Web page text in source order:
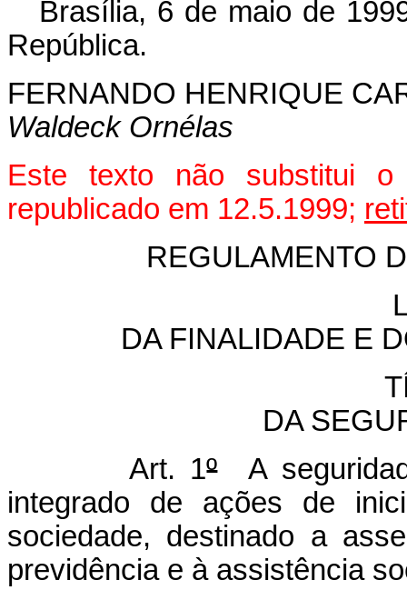
Brasília, 6 de maio de
República.
FERNANDO HENRIQUE
Waldeck Ornélas
Este texto não substitui
republicado em 12.5.1999;
REGULAMENTO
DA FINALIDADE E
DA
Art. 1ºA
integrado de ações de
sociedade, destinado a
previdência e à assistência